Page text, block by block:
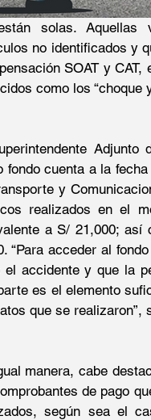
solas. Aquellas
no identificados y
SOAT y
como los “choque
fondo cuenta a la
y
realizados en el
a S/ 21,000; así
“Para acceder al
el accidente y que la
es el elemento
que se realizaron”,
manera, cabe
de pago
según sea el